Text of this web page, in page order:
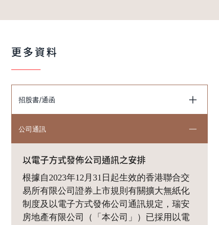
更多資料
招股書/通函
公司通訊
以電子方式發佈公司通訊之安排
根據自2023年12月31日起生效的香港聯合交
易所有限公司證券上市規則有關擴大無紙化
制度及以電子方式發佈公司通訊規定，瑞安
房地產有限公司（「本公司」）已採用以電